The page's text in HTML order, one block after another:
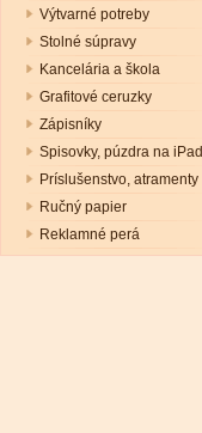
Výtvarné potreby
Stolné súpravy
Kancelária a škola
Grafitové ceruzky
Zápisníky
Spisovky, púzdra na iPad
Príslušenstvo, atramenty
Ručný papier
Reklamné perá